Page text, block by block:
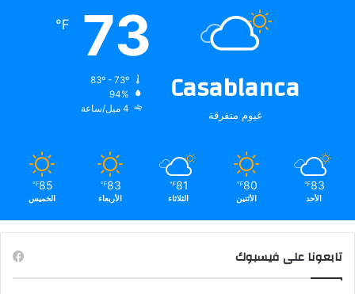
Casablanca
غيوم متفرقة
73
℉
94%
4 ميل/ساعة
83
℉
الأحد
80
℉
الأثنين
81
℉
الثلاثاء
83
℉
الأربعاء
85
℉
الخميس
تابعونا على فيسبوك